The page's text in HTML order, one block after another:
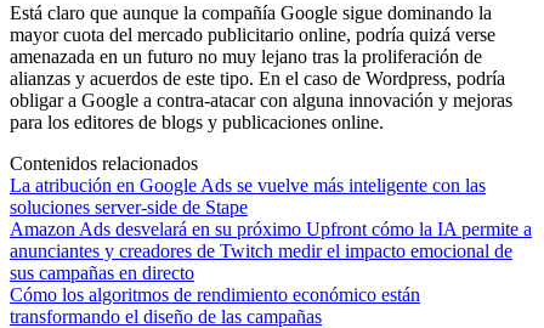
Está claro que aunque la compañía Google sigue dominando la
mayor cuota del mercado publicitario online, podría quizá verse
amenazada en un futuro no muy lejano tras la proliferación de
alianzas y acuerdos de este tipo. En el caso de Wordpress, podría
obligar a Google a contra-atacar con alguna innovación y mejoras
para los editores de blogs y publicaciones online.
Contenidos relacionados
La atribución en Google Ads se vuelve más inteligente con las
soluciones server-side de Stape
Amazon Ads desvelará en su próximo Upfront cómo la IA permite a
anunciantes y creadores de Twitch medir el impacto emocional de
sus campañas en directo
Cómo los algoritmos de rendimiento económico están
transformando el diseño de las campañas